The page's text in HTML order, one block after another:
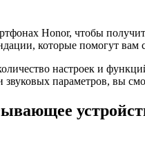
Honor, чтобы
которые помогут
настроек и
параметров, вы